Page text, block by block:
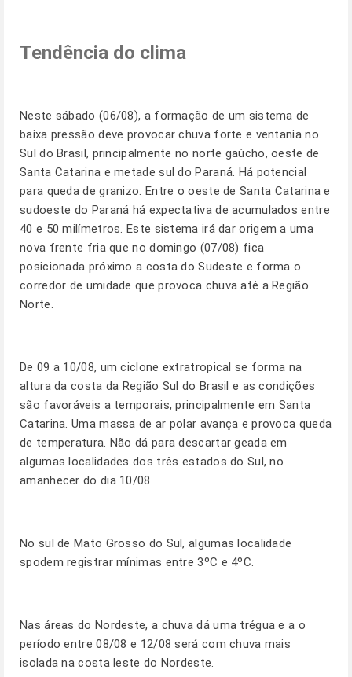
Tendência do clima
Neste sábado (06/08), a formação de um sistema de
baixa pressão deve provocar chuva forte e ventania no
Sul do Brasil, principalmente no norte gaúcho, oeste de
Santa Catarina e metade sul do Paraná. Há potencial
para queda de granizo. Entre o oeste de Santa Catarina e
sudoeste do Paraná há expectativa de acumulados entre
40 e 50 milímetros. Este sistema irá dar origem a uma
nova frente fria que no domingo (07/08) fica
posicionada próximo a costa do Sudeste e forma o
corredor de umidade que provoca chuva até a Região
Norte.
De 09 a 10/08, um ciclone extratropical se forma na
altura da costa da Região Sul do Brasil e as condições
são favoráveis a temporais, principalmente em Santa
Catarina. Uma massa de ar polar avança e provoca queda
de temperatura. Não dá para descartar geada em
algumas localidades dos três estados do Sul, no
amanhecer do dia 10/08.
No sul de Mato Grosso do Sul, algumas localidade
spodem registrar mínimas entre 3ºC e 4ºC.
Nas áreas do Nordeste, a chuva dá uma trégua e a o
período entre 08/08 e 12/08 será com chuva mais
isolada na costa leste do Nordeste.